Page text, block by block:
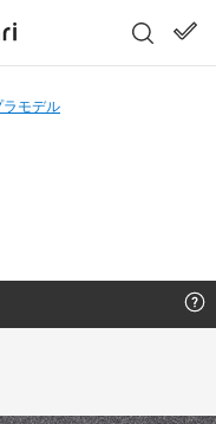
ラモデル